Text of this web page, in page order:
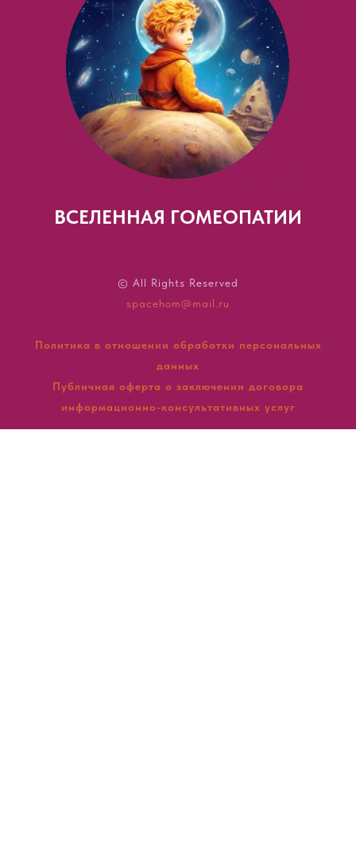
ВСЕЛЕННАЯ ГОМЕОПАТИИ
© All Rights Reserved
spacehom@mail.ru
Политика в отношении обработки персональных
данных
Публичная оферта о заключении договора
информационно-консультативных услуг